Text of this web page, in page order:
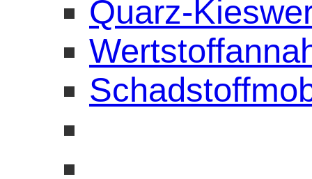
Quarz-